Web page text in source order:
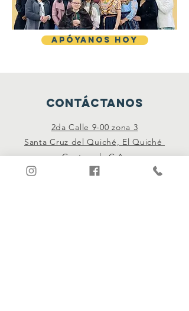
APÓYANOS HOY
CONTÁCTANOS
2da Calle 9-00 zona 3
Santa Cruz del Quiché, El Quiché
Guatemala C.A.